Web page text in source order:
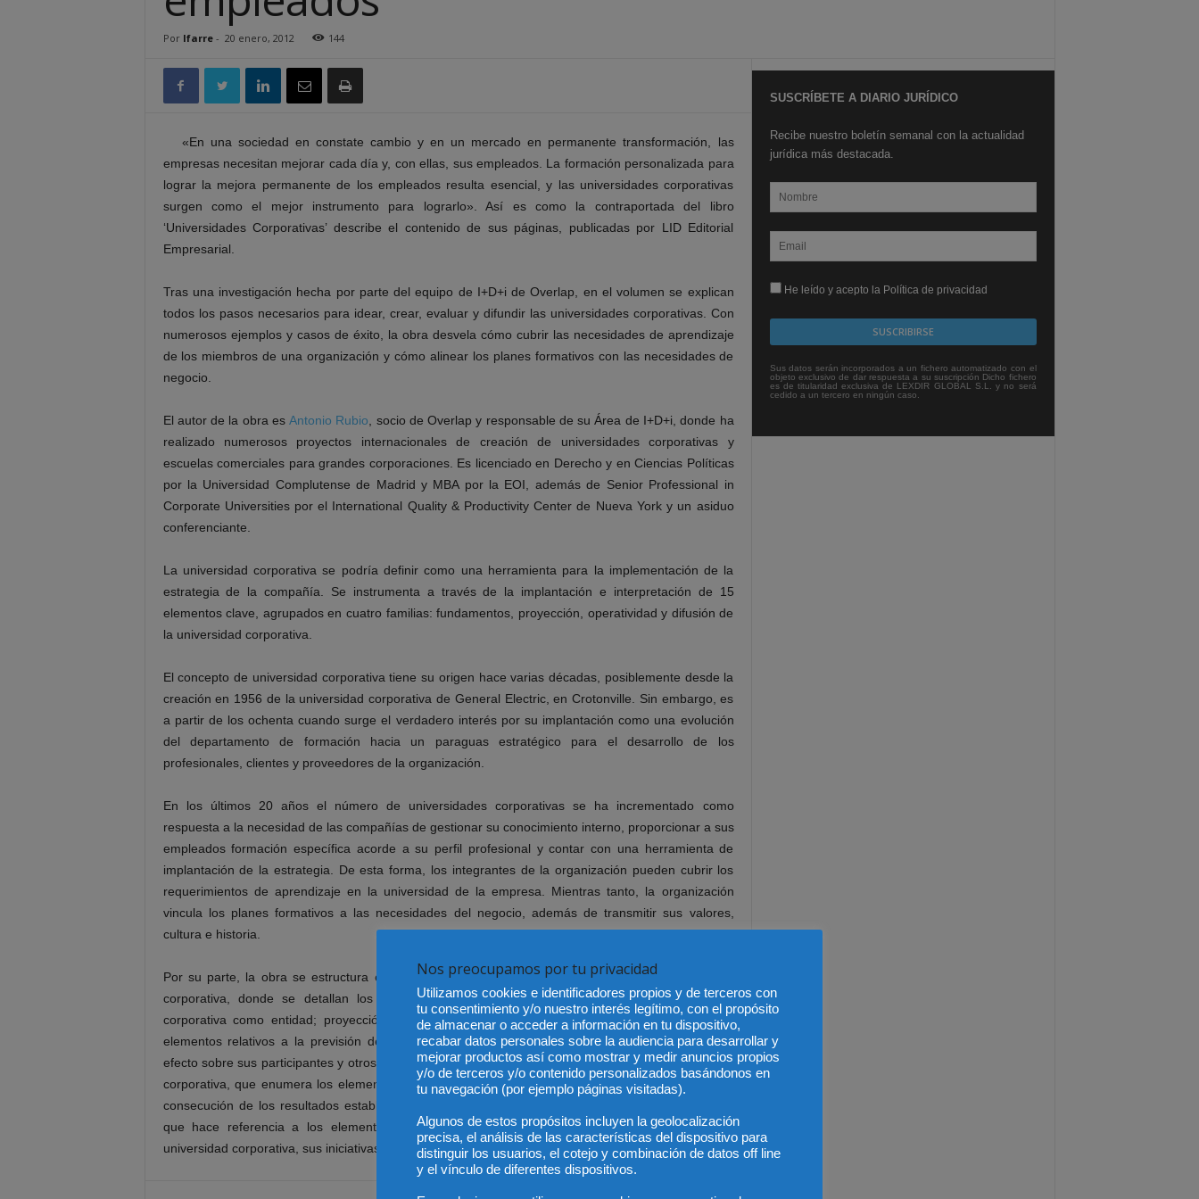
Por lfarre- 20 enero, 2012 144
«En una sociedad en constate cambio y en un mercado en permanente transformación, las
empresas necesitan mejorar cada día y, con ellas, sus empleados. La formación personalizada para
lograr la mejora permanente de los empleados resulta esencial, y las universidades corporativas
surgen como el mejor instrumento para lograrlo». Así es como la contraportada del libro
‘Universidades Corporativas’ describe el contenido de sus páginas, publicadas por LID Editorial
Empresarial.
Tras una investigación hecha por parte del equipo de I+D+i de Overlap, en el volumen se explican
todos los pasos necesarios para idear, crear, evaluar y difundir las universidades corporativas. Con
numerosos ejemplos y casos de éxito, la obra desvela cómo cubrir las necesidades de aprendizaje
de los miembros de una organización y cómo alinear los planes formativos con las necesidades de
negocio.
El autor de la obra esAntonio Rubio , socio de Overlap y responsable de su Área de I+D+i, donde ha
realizado numerosos proyectos internacionales de creación de universidades corporativas y
escuelas comerciales para grandes corporaciones. Es licenciado en Derecho y en Ciencias Políticas
por la Universidad Complutense de Madrid y MBA por la EOI, además de Senior Professional in
Corporate Universities por el International Quality & Productivity Center de Nueva York y un asiduo
conferenciante.
La universidad corporativa se podría definir como una herramienta para la implementación de la
estrategia de la compañía. Se instrumenta a través de la implantación e interpretación de 15
elementos clave, agrupados en cuatro familias: fundamentos, proyección, operatividad y difusión de
la universidad corporativa.
El concepto de universidad corporativa tiene su origen hace varias décadas, posiblemente desde la
creación en 1956 de la universidad corporativa de General Electric, en Crotonville. Sin embargo, es
a partir de los ochenta cuando surge el verdadero interés por su implantación como una evolución
del departamento de formación hacia un paraguas estratégico para el desarrollo de los
profesionales, clientes y proveedores de la organización.
En los últimos 20 años el número de universidades corporativas se ha incrementado como
respuesta a la necesidad de las compañías de gestionar su conocimiento interno, proporcionar a sus
empleados formación específica acorde a su perfil profesional y contar con una herramienta de
implantación de la estrategia. De esta forma, los integrantes de la organización pueden cubrir los
requerimientos de aprendizaje en la universidad de la empresa. Mientras tanto, la organización
vincula los planes formativos a las necesidades del negocio, además de transmitir sus valores,
cultura e historia.
Por su parte, la obra se estructura en cuatro grandes apartados: fundamentos de la universidad
corporativa, donde se detallan los elementos básicos para la constitución de la universidad
corporativa como entidad; proyección de la universidad corporativa, que hace referencia a los
elementos relativos a la previsión de la actividad de la universidad corporativa, así como de su
efecto sobre sus participantes y otros grupos de interés (stakeholders); operativad de la universidad
corporativa, que enumera los elementos clave para el funcionamiento diario de la universidad y la
consecución de los resultados establecidos; y difusión del proyecto de la universidad corporativa,
que hace referencia a los elementos relacionados con la promoción interna y externa de la
universidad corporativa, sus iniciativas y sus defectos.
SUSCRÍBETE A DIARIO JURÍDICO
Recibe nuestro boletín semanal con la actualidad
jurídica más destacada.
He leído y acepto la Política de privacidad
Sus datos serán incorporados a un fichero automatizado con el
objeto exclusivo de dar respuesta a su suscripción Dicho fichero
es de titularidad exclusiva de LEXDIR GLOBAL S.L. y no será
cedido a un tercero en ningún caso.
Nos preocupamos por tu privacidad
Utilizamos cookies e identificadores propios y de terceros con
tu consentimiento y/o nuestro interés legítimo, con el propósito
de almacenar o acceder a información en tu dispositivo,
recabar datos personales sobre la audiencia para desarrollar y
mejorar productos así como mostrar y medir anuncios propios
y/o de terceros y/o contenido personalizados basándonos en
tu navegación (por ejemplo páginas visitadas).
Algunos de estos propósitos incluyen la geolocalización
precisa, el análisis de las características del dispositivo para
distinguir los usuarios, el cotejo y combinación de datos off line
y el vínculo de diferentes dispositivos.